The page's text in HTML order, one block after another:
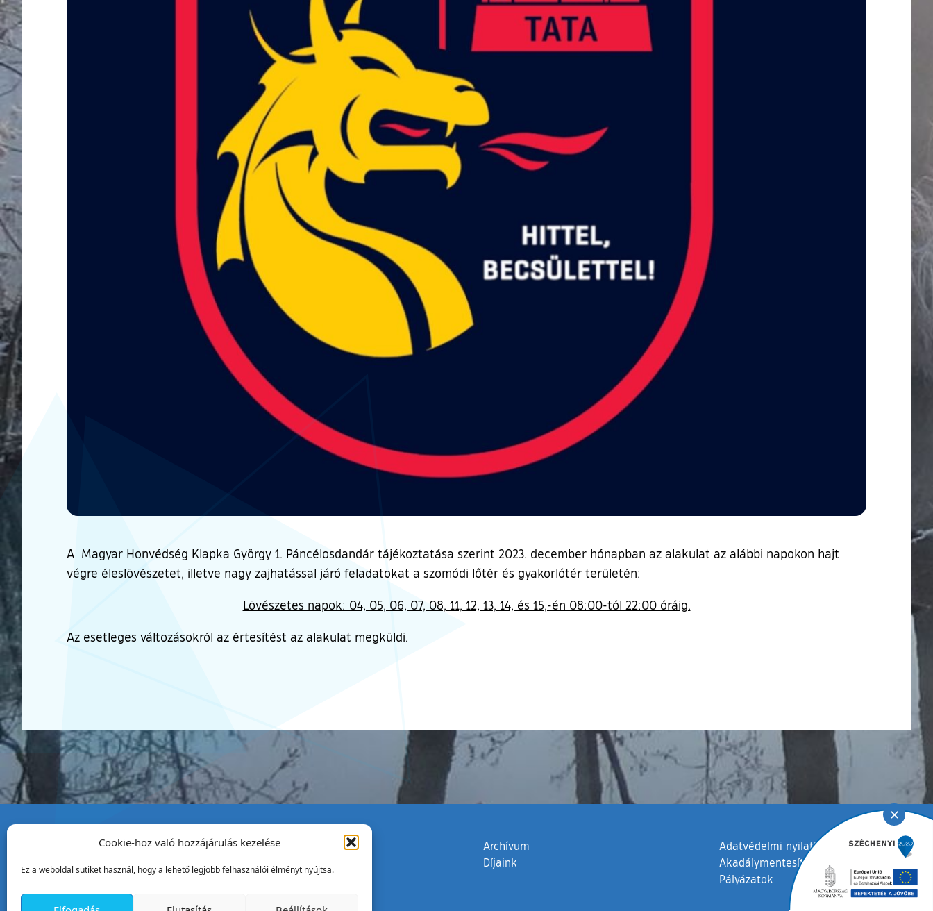
Cookie-hoz való hozzájárulás kezelése
Ez a weboldal sütiket használ, hogy a lehető legjobb felhasználói élményt nyújtsa.
A Magyar Honvédség Klapka György 1. Páncélosdandár tájékoztatása szerint 2023. december hónapban az alakulat az alábbi napokon hajt
végre éleslövészetet, illetve nagy zajhatással járó feladatokat a szomódi lőtér és gyakorlótér területén:
Lövészetes napok: 04, 05, 06, 07, 08, 11, 12, 13, 14, és 15,-én 08:00-tól 22:00 óráig.
Az esetleges változásokról az értesítést az alakulat megküldi.
Tata Város Önkormányzata
2890 Tata, Kossuth tér 1.
Archívum
Díjaink
Adatvédelmi nyilatkozat
Akadálymentesítési nyilatkozat
Pályázatok
✕